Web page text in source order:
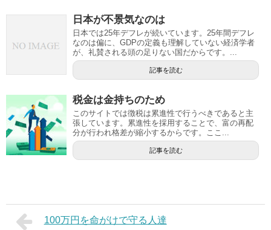
日本が不景気なのは
日本では25年デフレが続いています。25年間デフレ
なのは偏に、GDPの定義も理解していない経済学者
が、礼賛される頭の足りない国だからです。...
記事を読む
税金は金持ちのため
このサイトでは徴税は累進性で行うべきであると主
張しています。累進性を採用することで、富の再配
分が行われ格差が縮小するからです。ここ...
記事を読む
100万円を命がけで守る人達